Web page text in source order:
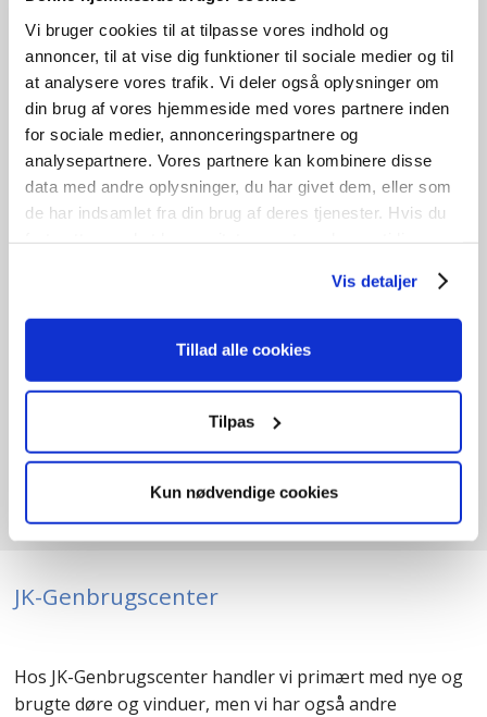
Vi bruger cookies til at tilpasse vores indhold og
annoncer, til at vise dig funktioner til sociale medier og til
at analysere vores trafik. Vi deler også oplysninger om
din brug af vores hjemmeside med vores partnere inden
for sociale medier, annonceringspartnere og
analysepartnere. Vores partnere kan kombinere disse
data med andre oplysninger, du har givet dem, eller som
de har indsamlet fra din brug af deres tjenester. Hvis du
Vis detaljer
Tillad alle cookies
Tilpas
Kun nødvendige cookies
Maghonifineret dør med karm
kr.1.000,00
Tilføj til kurv
240cm stk. på lager
JK-Genbrugscenter
Hos JK-Genbrugscenter handler vi primært med nye og
brugte døre og vinduer, men vi har også andre